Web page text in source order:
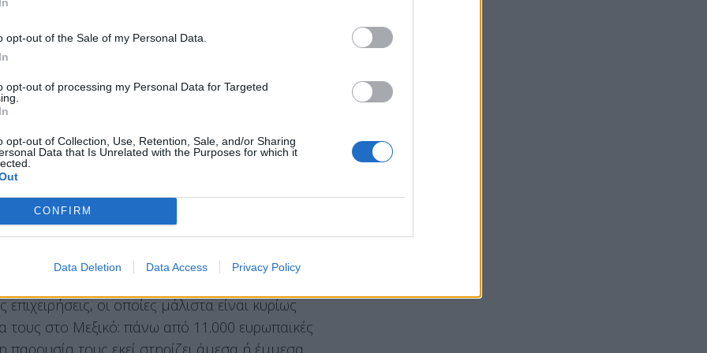
opt-out of the Sale of my Personal Data.
opt-out of processing my Personal Data for Targeted
opt-out of Collection, Use, Retention, Sale, and/or Sharing
Data that Is Unrelated with the Purposes for which it
CONFIRM
Data Deletion Data Access Privacy Policy
Μεξικό, που υπογράφηκε το 1997, υπήρξε
συνάψει ποτέ η ΕΕ. Αυτή η ιστορική και
συνέβαλε στον τετραπλασιασμό του
πρόεδρο Κλαούντια Σέινμπαουμ, μια
αυτής.
εξαγωγικό προορισμό για το
οι οποίες μάλιστα είναι κυρίως
τους στο Μεξικό: πάνω από 11.000 ευρωπαϊκές
παρουσία τους εκεί στηρίζει άμεσα ή έμμεσα